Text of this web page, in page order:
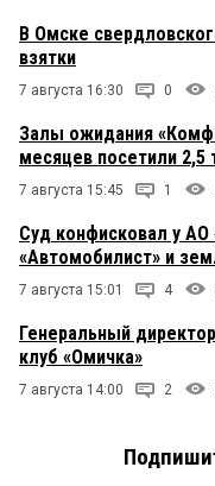
В Омске
взятки
7 августа 16:30 0
Залы ожидания
месяцев посетили 2,5
7 августа 15:45 1
Суд конфисковал у АО
«Автомобилист» и
7 августа 15:01 4
Генеральный
клуб «Омичка»
7 августа 14:00 2